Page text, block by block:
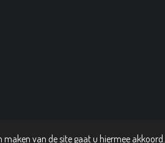
van de site gaat u hiermee akkoord.